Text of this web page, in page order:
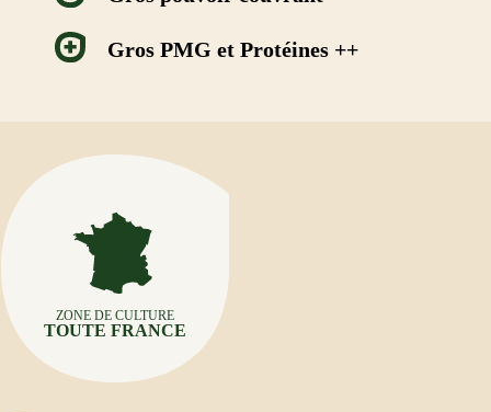
Gros PMG et Protéines ++
ZONE DE CULTURE
TOUTE FRANCE